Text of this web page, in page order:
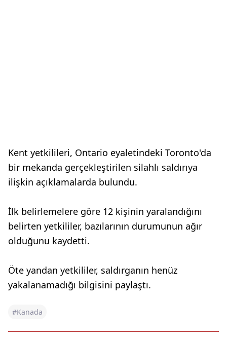
Kent yetkilileri, Ontario eyaletindeki Toronto'da
bir mekanda gerçekleştirilen silahlı saldırıya
ilişkin açıklamalarda bulundu.
İlk belirlemelere göre 12 kişinin yaralandığını
belirten yetkililer, bazılarının durumunun ağır
olduğunu kaydetti.
Öte yandan yetkililer, saldırganın henüz
yakalanamadığı bilgisini paylaştı.
#Kanada